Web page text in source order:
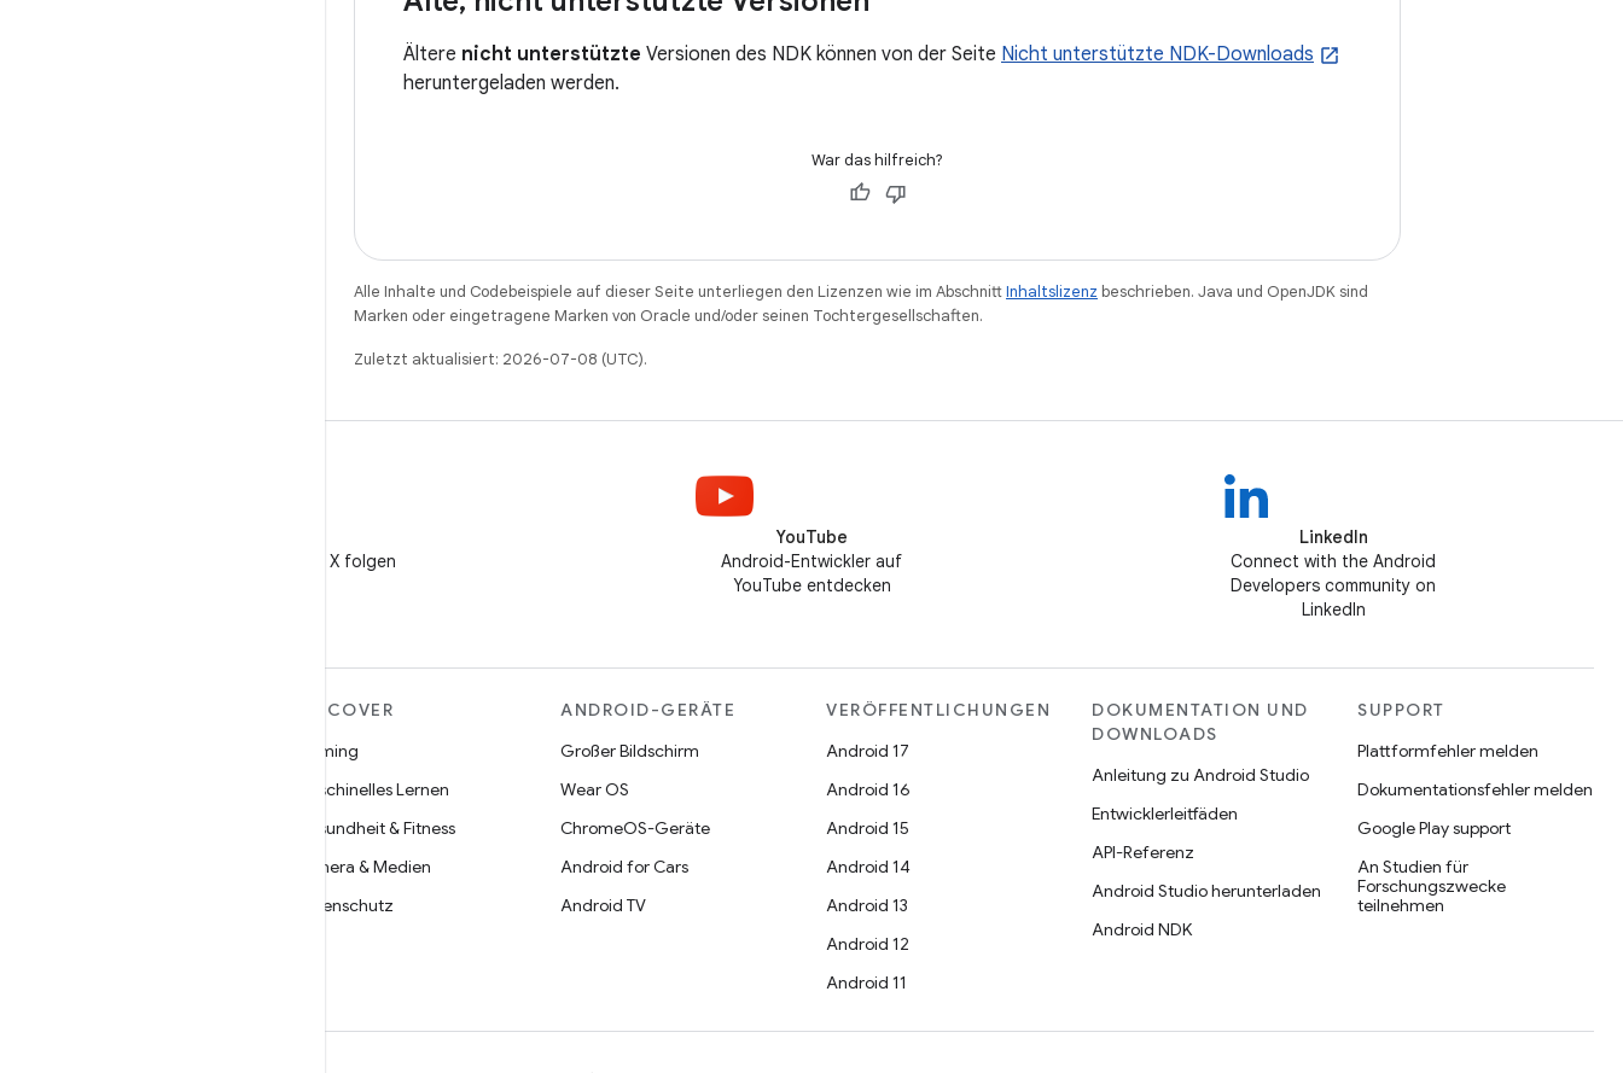
Ältere nicht unterstützte Versionen des NDK können von der Seite Nicht unterstützte NDK-Downloads
heruntergeladen werden.
War das hilfreich?
Alle Inhalte und Codebeispiele auf dieser Seite unterliegen den Lizenzen wie im AbschnittInhaltslizenz beschrieben. Java und OpenJDK sind
Marken oder eingetragene Marken von Oracle und/oder seinen Tochtergesellschaften.
Zuletzt aktualisiert: 2026-07-08 (UTC).
@AndroidDev auf X folgen
YouTube
Android-Entwickler auf
YouTube entdecken
LinkedIn
Connect with the Android
Developers community on
LinkedIn
DISCOVER
Gaming
Maschinelles Lernen
Gesundheit & Fitness
Kamera & Medien
Datenschutz
ANDROID-GERÄTE
Großer Bildschirm
Wear OS
ChromeOS-Geräte
Android for Cars
Android TV
VERÖFFENTLICHUNGEN
Android 17
Android 16
Android 15
Android 14
Android 13
Android 12
Android 11
DOKUMENTATION UND
DOWNLOADS
Anleitung zu Android Studio
Entwicklerleitfäden
API-Referenz
Android Studio herunterladen
Android NDK
SUPPORT
Plattformfehler melden
Dokumentationsfehler melden
Google Play support
An Studien für
Forschungszwecke
teilnehmen